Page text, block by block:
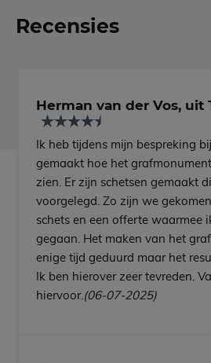
Recensies
Herman van der Vos, uit
Ik heb tijdens mijn bespreking
gemaakt hoe het
zien. Er zijn schetsen gemaakt
voorgelegd. Zo zijn we
schets en een offerte waarmee
gegaan. Het maken van het
enige tijd geduurd maar het
Ik ben hierover zeer tevreden.
hiervoor.(06-07-2025)